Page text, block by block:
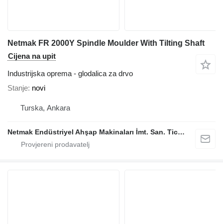
Netmak FR 2000Y Spindle Moulder With Tilting Shaft
Cijena na upit
Industrijska oprema - glodalica za drvo
Stanje novi
Turska, Ankara
Netmak Endüstriyel Ahşap Makinaları İmt. San. Tic. A.Ş.